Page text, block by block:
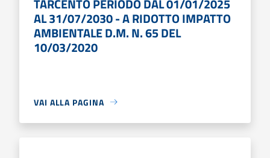
AL 31/07/2030 - A RIDOTTO IMPATTO
AMBIENTALE D.M. N. 65 DEL
10/03/2020
VAI ALLA PAGINA